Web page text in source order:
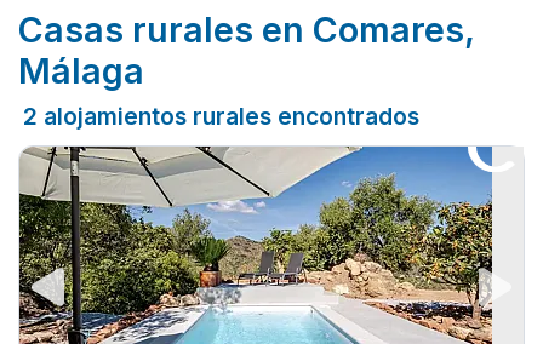
Casas rurales en Comares,
Málaga
2 alojamientos rurales encontrados